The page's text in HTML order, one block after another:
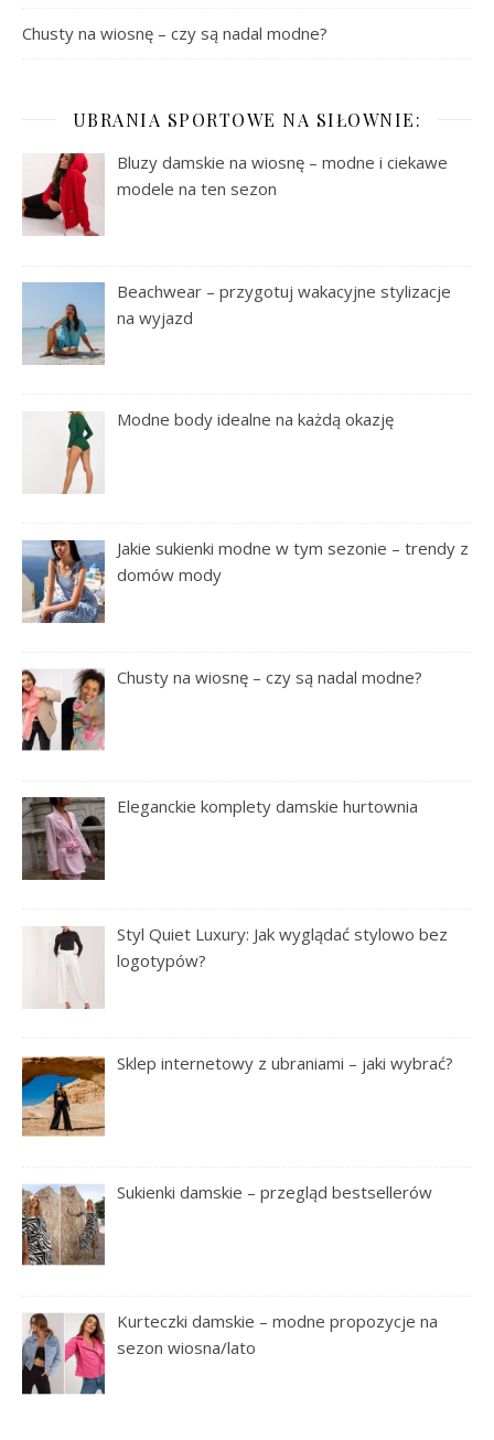
Chusty na wiosnę – czy są nadal modne?
UBRANIA SPORTOWE NA SIŁOWNIE:
Bluzy damskie na wiosnę – modne i ciekawe
modele na ten sezon
Beachwear – przygotuj wakacyjne stylizacje
na wyjazd
Modne body idealne na każdą okazję
Jakie sukienki modne w tym sezonie – trendy z
domów mody
Chusty na wiosnę – czy są nadal modne?
Eleganckie komplety damskie hurtownia
Styl Quiet Luxury: Jak wyglądać stylowo bez
logotypów?
Sklep internetowy z ubraniami – jaki wybrać?
Sukienki damskie – przegląd bestsellerów
Kurteczki damskie – modne propozycje na
sezon wiosna/lato